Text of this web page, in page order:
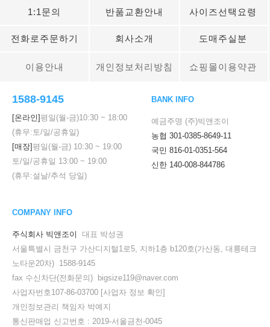
1:1문의 반품교환안내 사이즈선택요령
전화로주문하기 회사소개 도매주실분
이용안내 개인정보처리방침 쇼핑몰이용약관
1588-9145
[온라인]평일(월-금)10:30 ~ 18:00
(휴무:토/일/공휴일)
[매장]평일(월-금) 10:30 ~ 19:00
토/일/공휴일 13:00 ~ 19:00
(휴무:설날/추석 당일)
BANK INFO
예금주명 (주)빅앤조이
농협 301-0385-8649-11
국민 816-01-0351-564
신한 140-008-844786
COMPANY INFO
주식회사 빅앤조이
대표 박성권
서울특별시 금천구 가산디지털1로5, 지하1층 b120호(가산동, 대륭테크
노타운20차) 1588-9145
fax 수신차단(전화문의) bigsize119@naver.com
사업자번호107-86-03700 [사업자 정보 확인]
개인정보관리 책임자 박예지
통신판매업 신고번호 : 2019-서울금천-0045